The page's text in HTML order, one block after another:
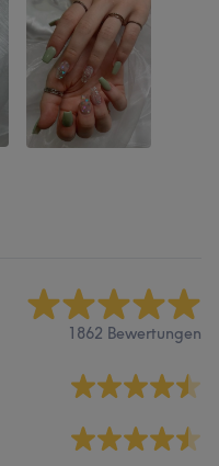
1862 Bewertungen